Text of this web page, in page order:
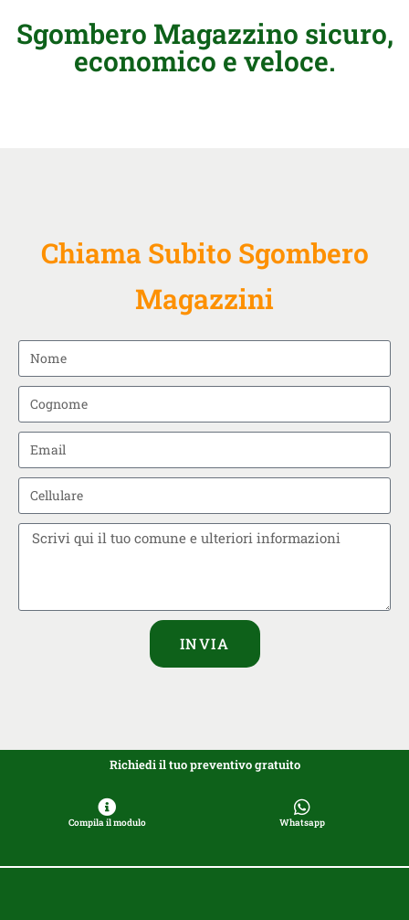
Sgombero Magazzino sicuro,
economico e veloce.
Chiama Subito Sgombero
Magazzini
INVIA
Richiedi il tuo preventivo gratuito
Compila il modulo Whatsapp